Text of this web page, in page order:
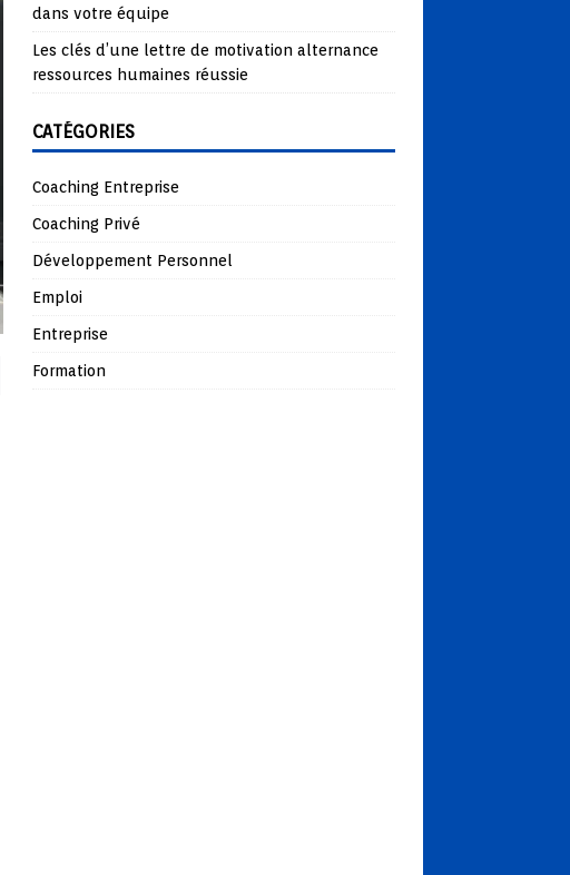
dans votre équipe
Les clés d’une lettre de motivation alternance
ressources humaines réussie
CATÉGORIES
Coaching Entreprise
Coaching Privé
Développement Personnel
Emploi
Entreprise
Formation